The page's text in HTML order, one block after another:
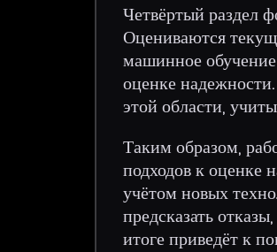
Четвёртый раздел
Оцениваются
машинное
оценке
этой области,
Таким образом,
подходов к оценке
учётом новых
предсказать
итоге приведёт к